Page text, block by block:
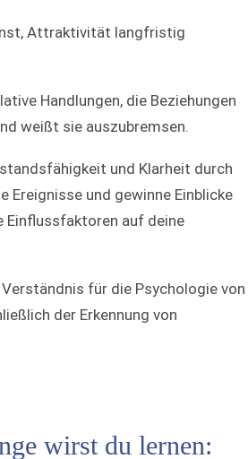
Attraktivität langfristig
Handlungen, die Beziehungen
weißt sie auszubremsen.
und Klarheit durch
Ereignisse und gewinne Einblicke
auf deine
für die Psychologie von
der Erkennung von
wirst du lernen: